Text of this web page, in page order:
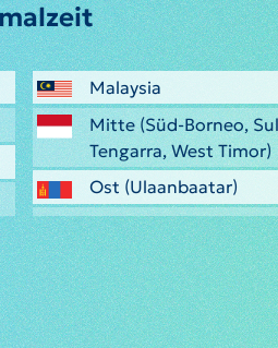
Malaysia
Mitte (Süd-Borneo,
Tengarra, West Timor)
Ost (Ulaanbaatar)